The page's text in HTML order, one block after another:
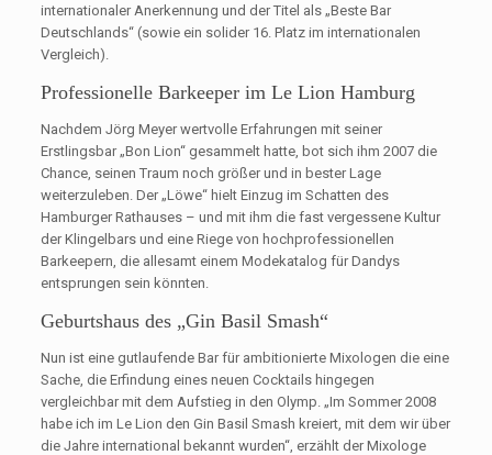
internationaler Anerkennung und der Titel als „Beste Bar
Deutschlands“ (sowie ein solider 16. Platz im internationalen
Vergleich).
Professionelle Barkeeper im Le Lion Hamburg
Nachdem Jörg Meyer wertvolle Erfahrungen mit seiner
Erstlingsbar „Bon Lion“ gesammelt hatte, bot sich ihm 2007 die
Chance, seinen Traum noch größer und in bester Lage
weiterzuleben. Der „Löwe“ hielt Einzug im Schatten des
Hamburger Rathauses – und mit ihm die fast vergessene Kultur
der Klingelbars und eine Riege von hochprofessionellen
Barkeepern, die allesamt einem Modekatalog für Dandys
entsprungen sein könnten.
Geburtshaus des „Gin Basil Smash“
Nun ist eine gutlaufende Bar für ambitionierte Mixologen die eine
Sache, die Erfindung eines neuen Cocktails hingegen
vergleichbar mit dem Aufstieg in den Olymp. „Im Sommer 2008
habe ich im Le Lion den Gin Basil Smash kreiert, mit dem wir über
die Jahre international bekannt wurden“, erzählt der Mixologe